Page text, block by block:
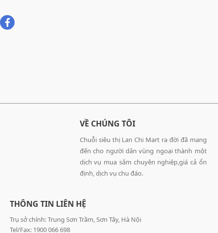
VỀ CHÚNG TÔI
Chuỗi siêu thị Lan Chi Mart ra đời đã mang
đến cho người dân vùng ngoại thành một
dịch vụ mua sắm chuyên nghiệp,giá cả ổn
định, dịch vụ chu đáo.
THÔNG TIN LIÊN HỆ
Trụ sở chính: Trung Sơn Trầm, Sơn Tây, Hà Nội
Tel/Fax: 1900 066 698